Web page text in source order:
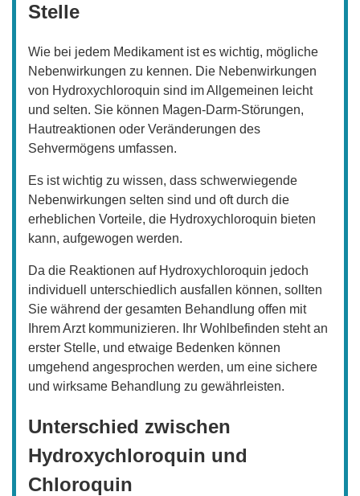
Stelle
Wie bei jedem Medikament ist es wichtig, mögliche
Nebenwirkungen zu kennen. Die Nebenwirkungen
von Hydroxychloroquin sind im Allgemeinen leicht
und selten. Sie können Magen-Darm-Störungen,
Hautreaktionen oder Veränderungen des
Sehvermögens umfassen.
Es ist wichtig zu wissen, dass schwerwiegende
Nebenwirkungen selten sind und oft durch die
erheblichen Vorteile, die Hydroxychloroquin bieten
kann, aufgewogen werden.
Da die Reaktionen auf Hydroxychloroquin jedoch
individuell unterschiedlich ausfallen können, sollten
Sie während der gesamten Behandlung offen mit
Ihrem Arzt kommunizieren. Ihr Wohlbefinden steht an
erster Stelle, und etwaige Bedenken können
umgehend angesprochen werden, um eine sichere
und wirksame Behandlung zu gewährleisten.
Unterschied zwischen
Hydroxychloroquin und
Chloroquin